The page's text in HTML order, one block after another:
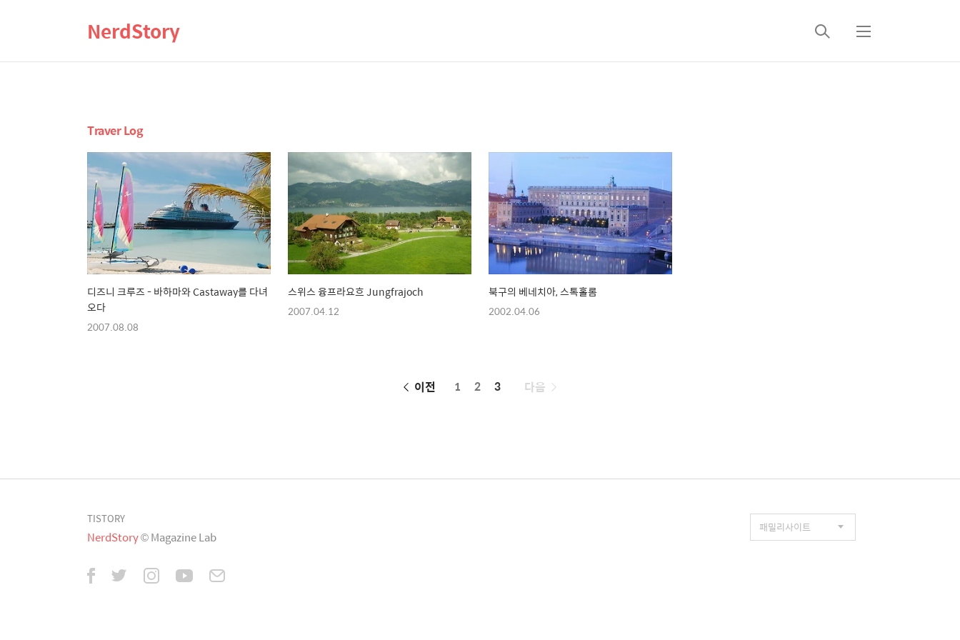
NerdStory
검
메
Traver Log
디즈니 크루즈 - 바하마와 Castaway를 다녀
오다
2007.08.08
스위스 융프라요흐 Jungfrajoch
2007.04.12
북구의 베네치아, 스톡홀롬
2002.04.06
페
이전 1 2 3 다음
TISTORY
NerdStory© Magazine Lab